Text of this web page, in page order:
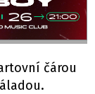
čárou